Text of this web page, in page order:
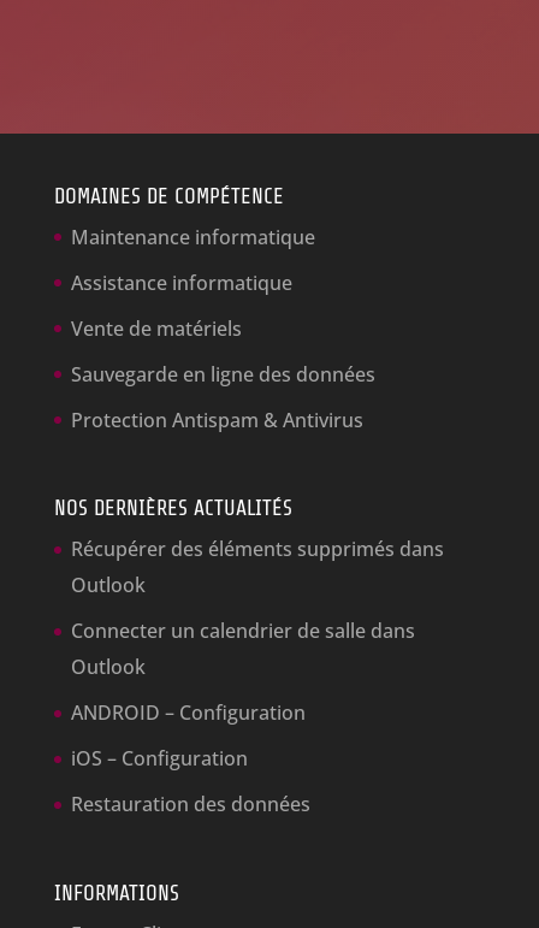
DOMAINES DE COMPÉTENCE
Maintenance informatique
Assistance informatique
Vente de matériels
Sauvegarde en ligne des données
Protection Antispam & Antivirus
NOS DERNIÈRES ACTUALITÉS
Récupérer des éléments supprimés dans
Outlook
Connecter un calendrier de salle dans
Outlook
ANDROID – Configuration
iOS – Configuration
Restauration des données
INFORMATIONS